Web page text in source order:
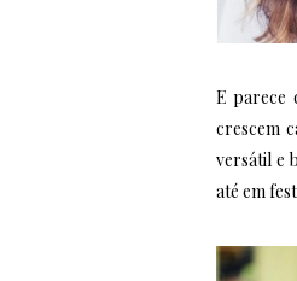
E parece
crescem
versátil e
até em